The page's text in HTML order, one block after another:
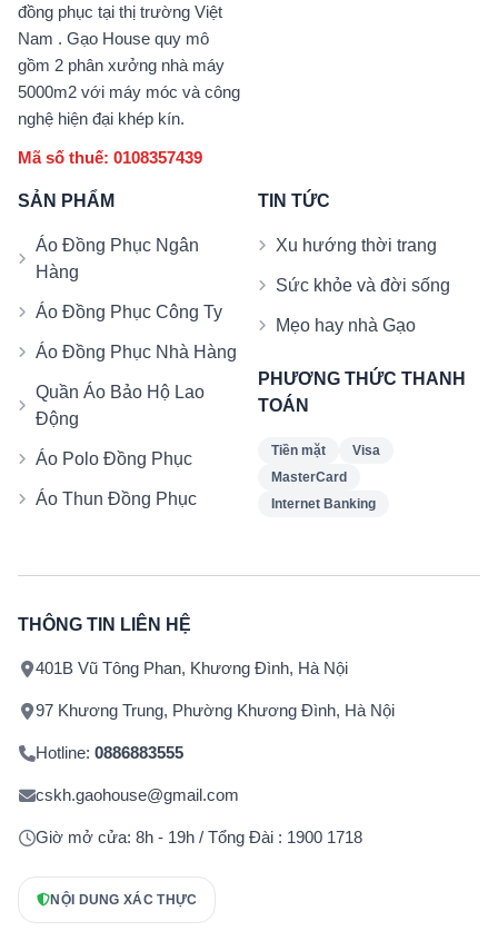
đồng phục tại thị trường Việt
Nam . Gạo House quy mô
gồm 2 phân xưởng nhà máy
5000m2 với máy móc và công
nghệ hiện đại khép kín.
Mã số thuế: 0108357439
SẢN PHẨM
Áo Đồng Phục Ngân
Hàng
Áo Đồng Phục Công Ty
Áo Đồng Phục Nhà Hàng
Quần Áo Bảo Hộ Lao
Động
Áo Polo Đồng Phục
Áo Thun Đồng Phục
TIN TỨC
Xu hướng thời trang
Sức khỏe và đời sống
Mẹo hay nhà Gạo
PHƯƠNG THỨC THANH
TOÁN
Tiền mặt
Visa
MasterCard
Internet Banking
THÔNG TIN LIÊN HỆ
401B Vũ Tông Phan, Khương Đình, Hà Nội
97 Khương Trung, Phường Khương Đình, Hà Nội
Hotline: 0886883555
cskh.gaohouse@gmail.com
Giờ mở cửa: 8h - 19h / Tổng Đài : 1900 1718
NỘI DUNG XÁC THỰC